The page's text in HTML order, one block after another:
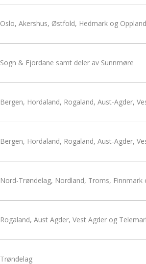
Oslo, Akershus, Østfold, Hedmark og Oppland
Sogn & Fjordane samt deler av Sunnmøre
Bergen, Hordaland, Rogaland, Aust-Agder,
Bergen, Hordaland, Rogaland, Aust-Agder,
Nord-Trøndelag, Nordland, Troms, Finnmark
Rogaland, Aust Agder, Vest Agder og
Trøndelag